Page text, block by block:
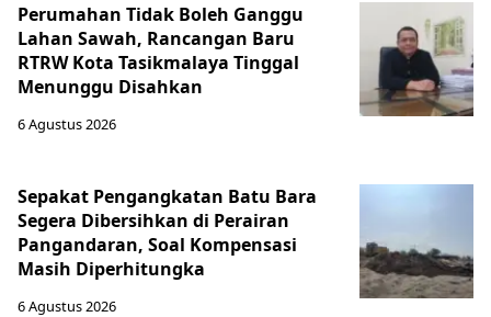
Perumahan Tidak Boleh Ganggu
Lahan Sawah, Rancangan Baru
RTRW Kota Tasikmalaya Tinggal
Menunggu Disahkan
6 Agustus 2026
Sepakat Pengangkatan Batu Bara
Segera Dibersihkan di Perairan
Pangandaran, Soal Kompensasi
Masih Diperhitungka
6 Agustus 2026